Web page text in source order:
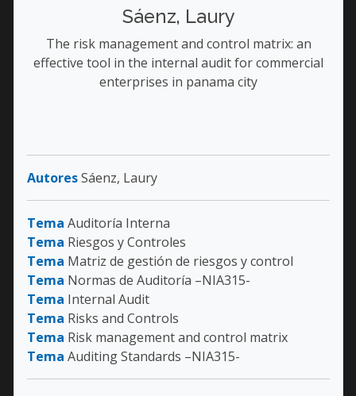
Sáenz, Laury
The risk management and control matrix: an
effective tool in the internal audit for commercial
enterprises in panama city
AutoresSáenz, Laury
Tema Auditoría Interna
Tema Riesgos y Controles
Tema Matriz de gestión de riesgos y control
Tema Normas de Auditoría –NIA315-
Tema Internal Audit
Tema Risks and Controls
Tema Risk management and control matrix
Tema Auditing Standards –NIA315-